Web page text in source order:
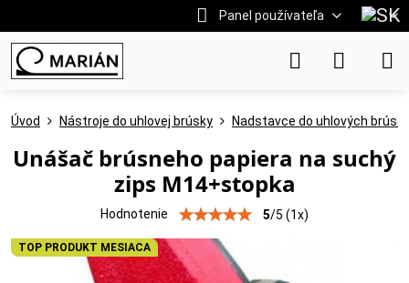
Panel používateľa
TOP PRODUKT MESIACA
Úvod Nástroje do uhlovej brúsky Nadstavce do uhlových
Unášač brúsneho papiera na suchý
zips M14+stopka
Hodnotenie 5/5 (1x)